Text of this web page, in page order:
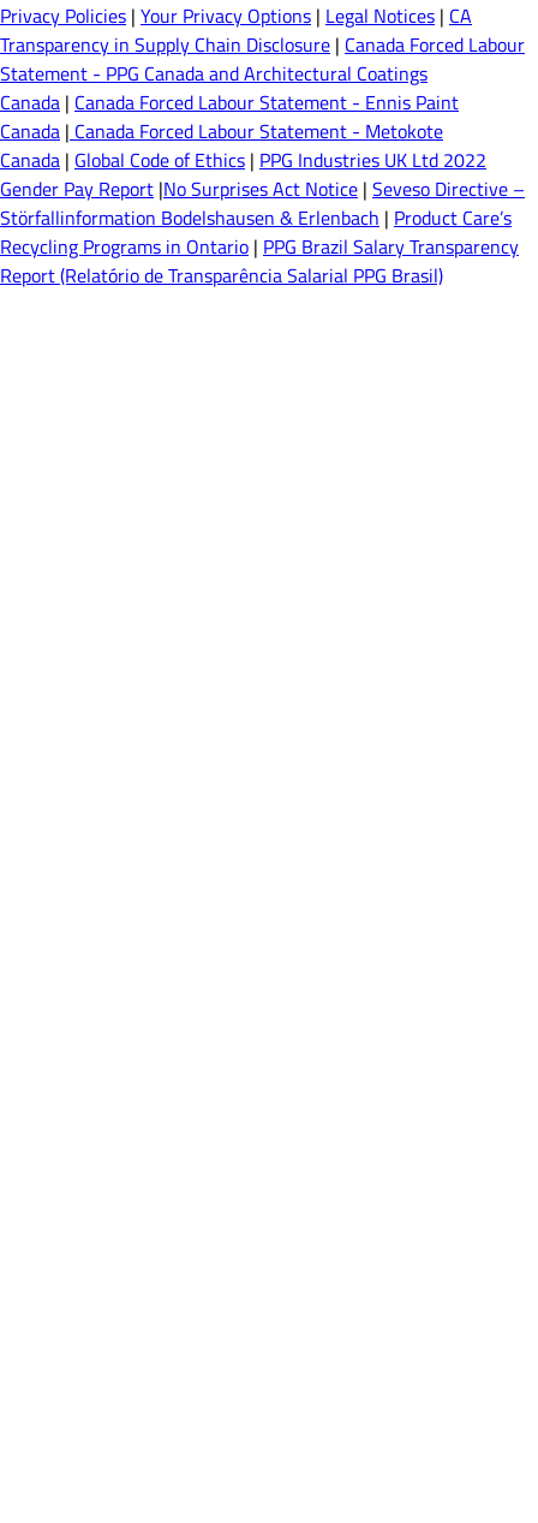
Privacy Policies | Your Privacy Options | Legal Notices | CA
Transparency in Supply Chain Disclosure | Canada Forced Labour
Statement - PPG Canada and Architectural Coatings
Canada | Canada Forced Labour Statement - Ennis Paint
Canada | Canada Forced Labour Statement - Metokote
Canada | Global Code of Ethics | PPG Industries UK Ltd 2022
Gender Pay Report |No Surprises Act Notice | Seveso Directive –
Störfallinformation Bodelshausen & Erlenbach | Product Care’s
Recycling Programs in Ontario | PPG Brazil Salary Transparency
Report (Relatório de Transparência Salarial PPG Brasil)